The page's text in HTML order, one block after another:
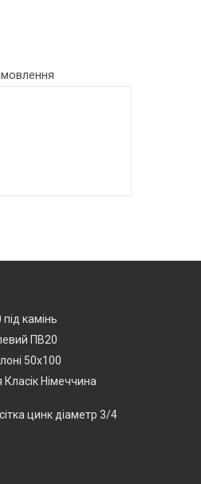
камінь
ПВ20
50х100
Німеччина
цинк діаметр 3/4